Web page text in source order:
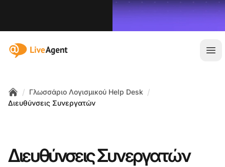
:site.title
Home
/ Γλωσσάριο Λογισμικού Help Desk /
Διευθύνσεις Συνεργατών
Διευθύνσεις Συνεργατών